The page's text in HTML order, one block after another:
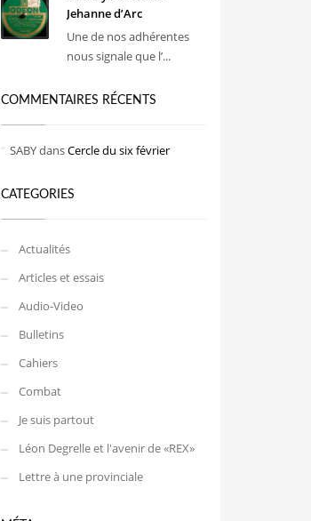
Jehanne d’Arc
Une de nos adhérentes
nous signale que l’...
COMMENTAIRES RÉCENTS
SABYdansCercle du six février
CATEGORIES
Actualités
Articles et essais
Audio-Video
Bulletins
Cahiers
Combat
Je suis partout
Léon Degrelle et l'avenir de «REX»
Lettre à une provinciale